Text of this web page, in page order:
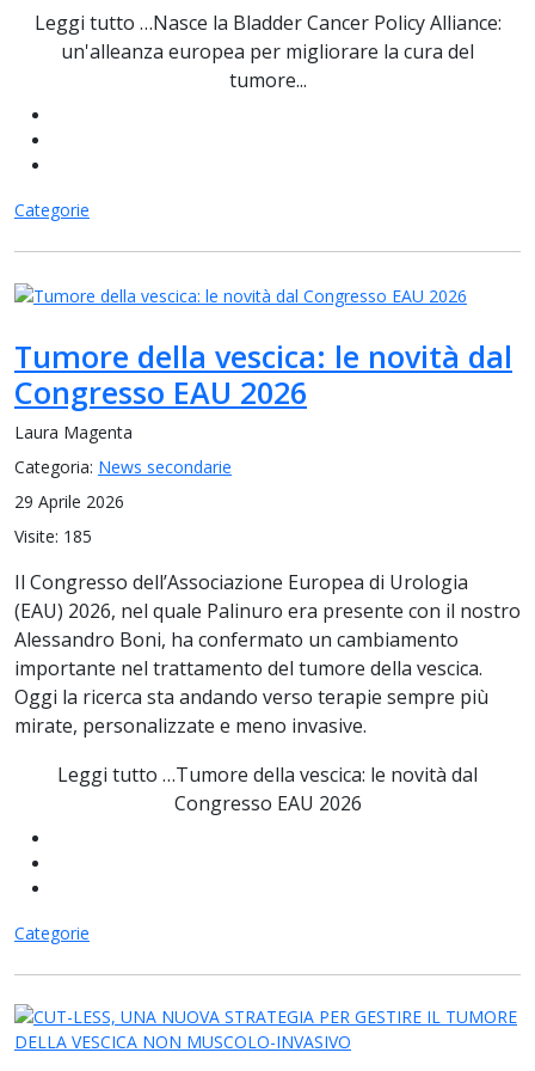
Leggi tutto …Nasce la Bladder Cancer Policy Alliance:
un'alleanza europea per migliorare la cura del
tumore...
Categorie
Tumore della vescica: le novità dal
Congresso EAU 2026
Laura Magenta
Categoria: News secondarie
29 Aprile 2026
Visite: 185
Il Congresso dell’Associazione Europea di Urologia
(EAU) 2026, nel quale Palinuro era presente con il nostro
Alessandro Boni, ha confermato un cambiamento
importante nel trattamento del tumore della vescica.
Oggi la ricerca sta andando verso terapie sempre più
mirate, personalizzate e meno invasive.
Leggi tutto …Tumore della vescica: le novità dal
Congresso EAU 2026
Categorie